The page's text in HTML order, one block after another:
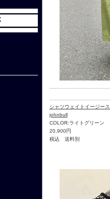
シャツウェイトイージー
johnbull
COLOR:ライトグリーン
20,900円
税込 送料別